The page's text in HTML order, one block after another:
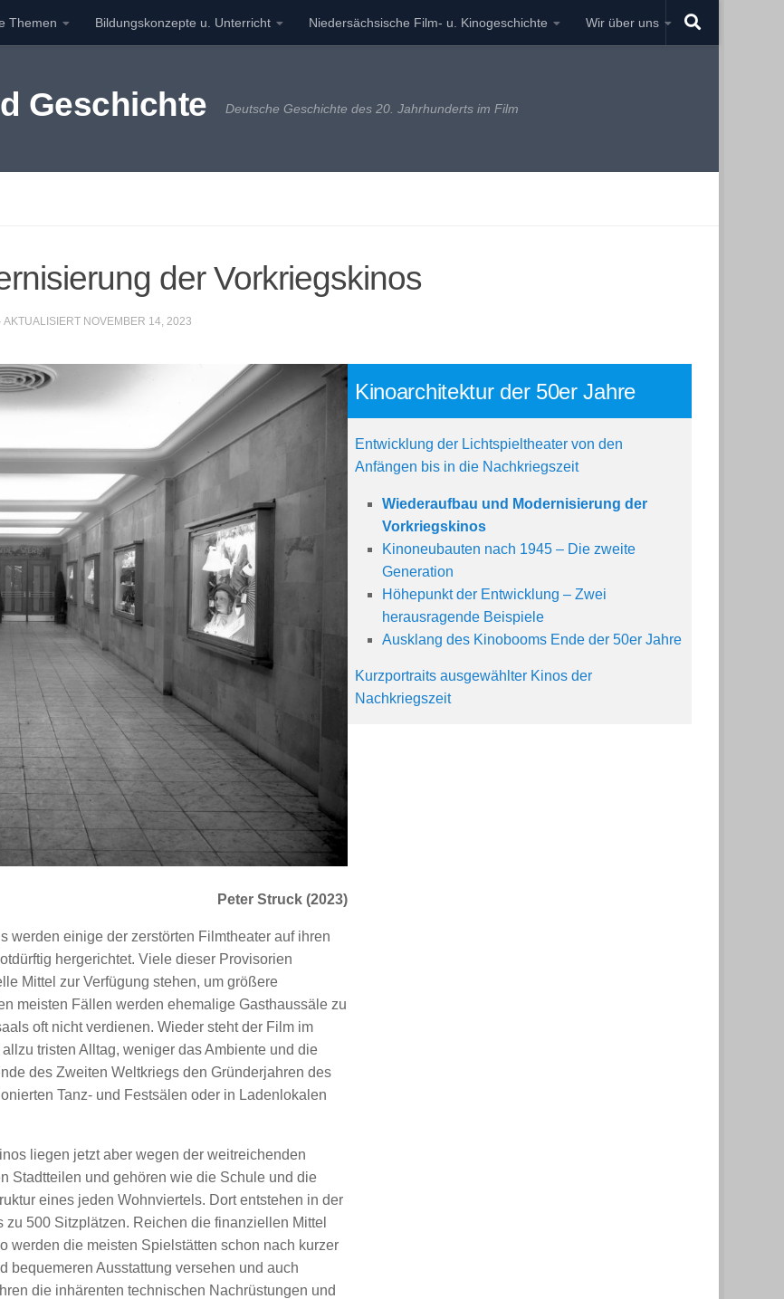
Themen Bildungskonzepte u. Unterricht Niedersächsische Film- u. Kinogeschichte Wir über uns
Geschichte Deutsche Geschichte des 20. Jahrhunderts im Film
der Vorkriegskinos
· AKTUALISIERT NOVEMBER 14, 2023
Peter Struck (2023)
werden einige der zerstörten Filmtheater auf ihren
hergerichtet. Viele dieser Provisorien
Mittel zur Verfügung stehen, um größere
meisten Fällen werden ehemalige Gasthaussäle zu
oft nicht verdienen. Wieder steht der Film im
tristen Alltag, weniger das Ambiente und die
des Zweiten Weltkriegs den Gründerjahren des
Tanz- und Festsälen oder in Ladenlokalen
liegen jetzt aber wegen der weitreichenden
Stadtteilen und gehören wie die Schule und die
eines jeden Wohnviertels. Dort entstehen in der
500 Sitzplätzen. Reichen die finanziellen Mittel
werden die meisten Spielstätten schon nach kurzer
bequemeren Ausstattung versehen und auch
die inhärenten technischen Nachrüstungen und
Kinoarchitektur der 50er Jahre
Entwicklung der Lichtspieltheater von den
Anfängen bis in die Nachkriegszeit
Wiederaufbau und Modernisierung der
Vorkriegskinos
Kinoneubauten nach 1945 – Die zweite
Generation
Höhepunkt der Entwicklung – Zwei
herausragende Beispiele
Ausklang des Kinobooms Ende der 50er Jahre
Kurzportraits ausgewählter Kinos der
Nachkriegszeit